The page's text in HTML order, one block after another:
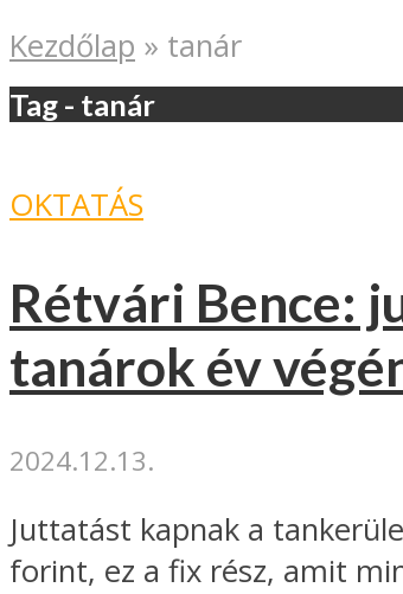
Kezdőlap » tanár
Tag - tanár
OKTATÁS
Rétvári Bence:
tanárok év
2024.12.13.
Juttatást kapnak a
forint, ez a fix rész, amit